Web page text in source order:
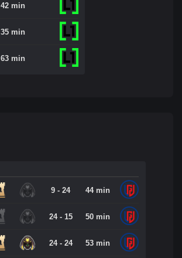
42 min
35 min
63 min
9 - 24 44 min
24 - 15 50 min
24 - 24 53 min